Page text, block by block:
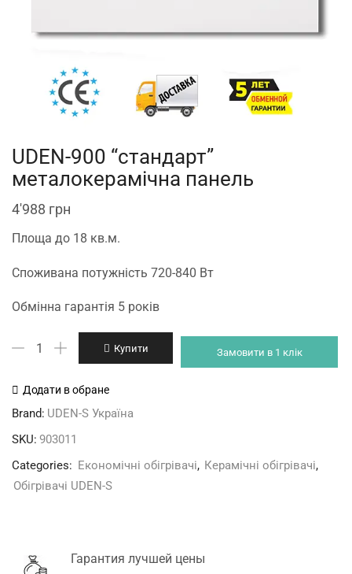
UDEN-900 “стандарт”
металокерамічна панель
4'988 грн
Площа до 18 кв.м.
Споживана потужність 720-840 Вт
Обмінна гарантія 5 років
UDEN-
"стандарт"
кількість
Купити Замовити в 1 клік
Додати в обране
Brand: UDEN-S Україна
SKU: 903011
Categories: Економічні обігрівачі, Керамічні обігрівачі,
Обігрівачі UDEN-S
Гарантия лучшей цены